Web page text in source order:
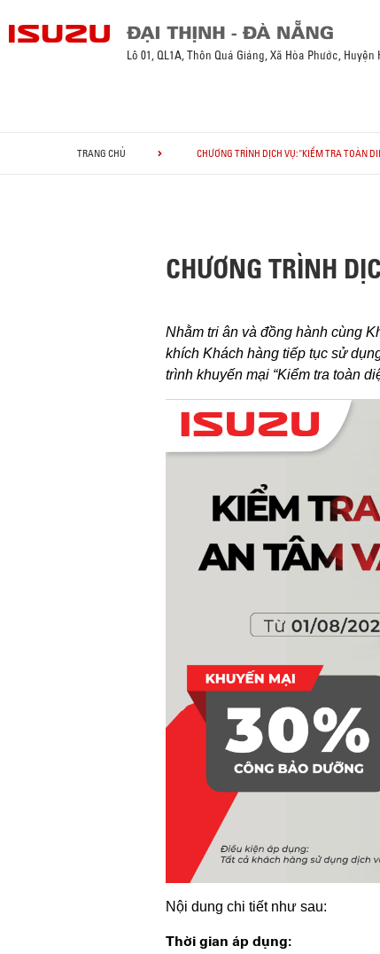
Lô 01, QL1A, Thôn Quá Giáng, Xã Hòa Phước, Huyện
TRANG CHỦ CHƯƠNG TRÌNH DỊCH VỤ: "KIỂM TRA TOÀN
CHƯƠNG TRÌNH
Nhằm tri ân và đồng hành cùng
khích Khách hàng tiếp tục sử
trình khuyến mại “Kiểm tra toàn
Nội dung chi tiết như sau:
Thời gian áp dụng: